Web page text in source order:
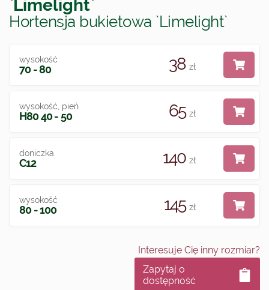
`Limelight`
Hortensja bukietowa `Limelight`
wysokość
70 - 80 38 zł
wysokość, pień
H80 40 - 50 65zł
doniczka
C12 140 zł
wysokość
80 - 100 145zł
Interesuje Cię inny rozmiar?
Zapytaj o
dostępność